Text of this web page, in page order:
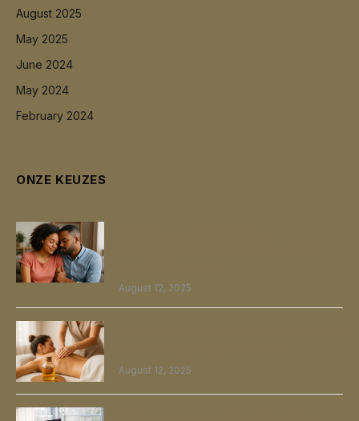
August 2025
May 2025
June 2024
May 2024
February 2024
ONZE KEUZES
August 12, 2025
August 12, 2025